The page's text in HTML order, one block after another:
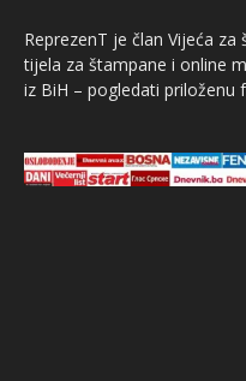
ReprezenT je član Vijeća
tijela za štampane i online
iz BiH – pogledati priloženu